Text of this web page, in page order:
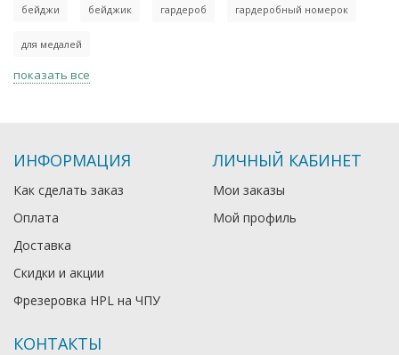
бейджи бейджик гардероб гардеробный номерок
для медалей
показать все
ИНФОРМАЦИЯ
Как сделать заказ
Оплата
Доставка
Скидки и акции
Фрезеровка HPL на ЧПУ
ЛИЧНЫЙ КАБИНЕТ
Мои заказы
Мой профиль
КОНТАКТЫ